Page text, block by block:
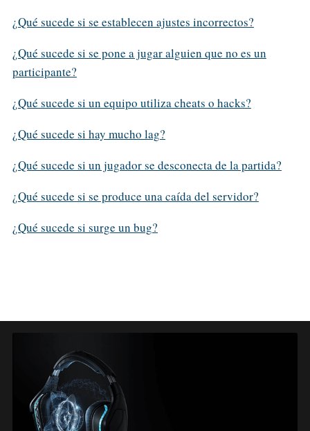
¿Qué sucede si se establecen ajustes incorrectos?
¿Qué sucede si se pone a jugar alguien que no es un
participante?
¿Qué sucede si un equipo utiliza cheats o hacks?
¿Qué sucede si hay mucho lag?
¿Qué sucede si un jugador se desconecta de la partida?
¿Qué sucede si se produce una caída del servidor?
¿Qué sucede si surge un bug?